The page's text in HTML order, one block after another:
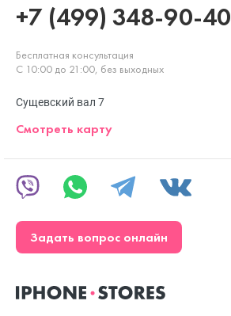
+7 (499) 348-90-40
Бесплатная консультация
С 10:00 до 21:00, без выходных
Сущевский вал 7
Смотреть карту
Задать вопрос онлайн